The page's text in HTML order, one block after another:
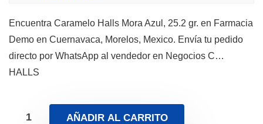
Encuentra Caramelo Halls Mora Azul, 25.2 gr. en Farmacia
Demo en Cuernavaca, Morelos, Mexico. Envía tu pedido
directo por WhatsApp al vendedor en Negocios C…
HALLS
AÑADIR AL CARRITO